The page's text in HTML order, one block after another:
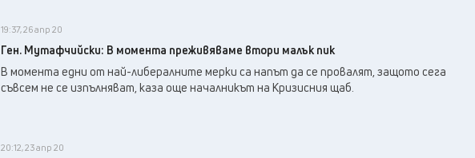
19:37, 26 апр 20
Ген. Мутафчийски: В момента преживяваме втори малък пик
В момента едни от най-либералните мерки са напът да се провалят, защото сега
съвсем не се изпълняват, каза още началникът на Кризисния щаб.
20:12, 23 апр 20